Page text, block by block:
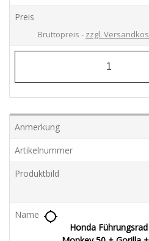
Bruttopreis zzgl.
Honda
location_searching